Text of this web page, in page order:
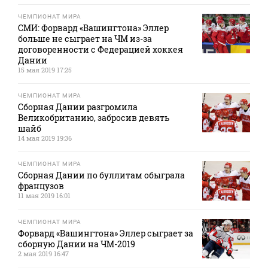
ЧЕМПИОНАТ МИРА
СМИ: Форвард «Вашингтона» Эллер
больше не сыграет на ЧМ из-за
договоренности с Федерацией хоккея
Дании
15 мая 2019 17:25
ЧЕМПИОНАТ МИРА
Сборная Дании разгромила
Великобританию, забросив девять
шайб
14 мая 2019 19:36
ЧЕМПИОНАТ МИРА
Сборная Дании по буллитам обыграла
французов
11 мая 2019 16:01
ЧЕМПИОНАТ МИРА
Форвард «Вашингтона» Эллер сыграет за
сборную Дании на ЧМ-2019
2 мая 2019 16:47